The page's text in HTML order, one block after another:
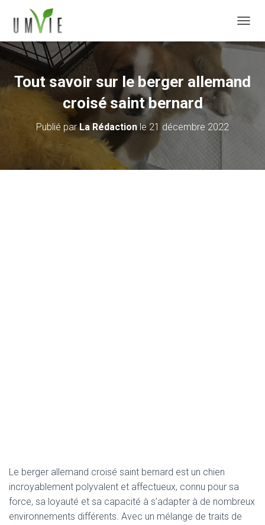
Tout savoir sur le berger allemand
croisé saint bernard
Publié parLa Rédactionle21 décembre 2022
Le berger allemand croisé saint bernard est un chien
incroyablement polyvalent et affectueux, connu pour sa
force, sa loyauté et sa capacité à s’adapter à de nombreux
environnements différents. Avec un mélange de traits de